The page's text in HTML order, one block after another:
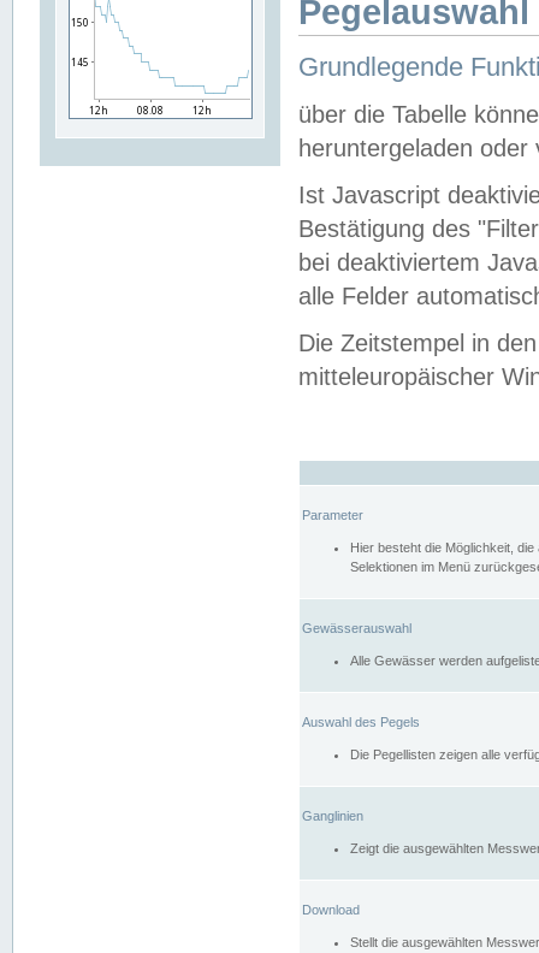
Grundlegende
über die Tabelle
heruntergeladen oder
Ist Javascript
Bestätigung des
bei deaktiviertem
alle Felder
Die Zeitstempel in
mitteleuropäischer
Parameter
Hier besteht die Möglichkeit,
Selektionen im Menü
Gewässerauswahl
Alle Gewässer werden
Auswahl des Pegels
Die Pegellisten zeigen alle
Ganglinien
Zeigt die ausgewählten
Download
Stellt die ausgewählten